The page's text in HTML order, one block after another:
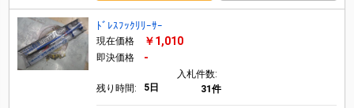
ﾄﾞﾚｽﾌｯｸﾘﾘｰｻｰ
現在価格 ￥1,010
即決価格 -
残り時間: 5日
入札件数:
31件